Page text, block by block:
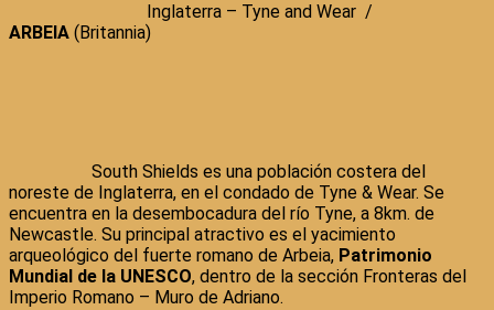
Inglaterra – Tyne and Wear /
ARBEIA (Britannia)
South Shields es una población costera del
noreste de Inglaterra, en el condado de Tyne & Wear. Se
encuentra en la desembocadura del río Tyne, a 8km. de
Newcastle. Su principal atractivo es el yacimiento
arqueológico del fuerte romano de Arbeia, Patrimonio
Mundial de la UNESCO, dentro de la sección Fronteras del
Imperio Romano – Muro de Adriano.